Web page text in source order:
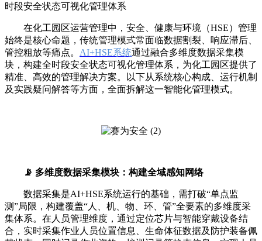
时段安全状态可视化管理体系
在化工园区运营管理中，安全、健康与环境（HSE）管理
始终是核心命题，传统管理模式常面临数据割裂、响应滞后、
管控粗放等痛点。 AI+HSE系统通过融合多维度数据采集模
块，构建全时段安全状态可视化管理体系，为化工园区提供了
精准、高效的管理解决方案。以下从系统核心构成、运行机制
及实践疑问解答等方面，全面拆解这一智能化管理模式。
📡 多维度数据采集模块：构建全域感知网络
数据采集是AI+HSE系统运行的基础，需打破“单点监
测”局限，构建覆盖“人、机、物、环、管”全要素的多维度采
集体系。在人员管理维度，通过定位芯片与智能穿戴设备结
合，实时采集作业人员位置信息、生命体征数据及防护装备佩